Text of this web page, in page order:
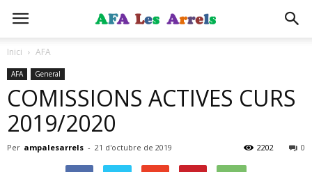
Inici AFA
AFA General
COMISSIONS ACTIVES CURS
2019/2020
Per ampalesarrels - 21 d'octubre de 2019 0
2202